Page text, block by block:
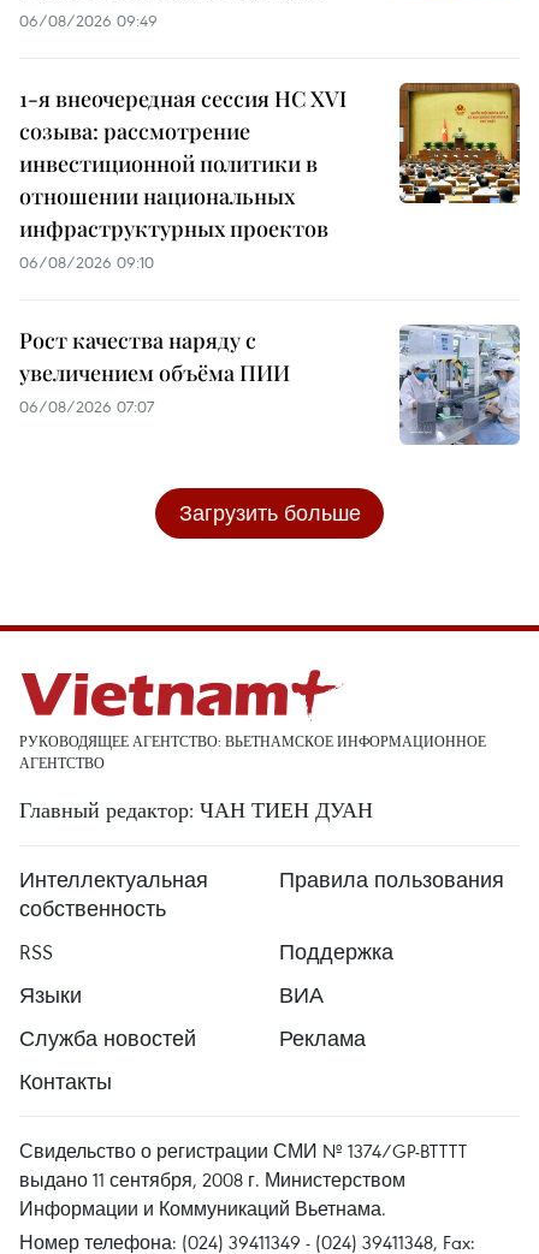
06/08/2026 09:49
1-я внеочередная сессия НС XVI
созыва: рассмотрение
инвестиционной политики в
отношении национальных
инфраструктурных проектов
06/08/2026 09:10
Рост качества наряду с
увеличением объёма ПИИ
06/08/2026 07:07
Загрузить больше
РУКОВОДЯЩЕЕ АГЕНТСТВО: ВЬЕТНАМСКОЕ ИНФОРМАЦИОННОЕ
АГЕНТСТВО
Главный редактор: ЧАН ТИЕН ДУАН
Интеллектуальная
собственность
Правила пользования
RSS
Поддержка
Языки
ВИА
Служба новостей
Реклама
Контакты
Свидельство о регистрации СМИ № 1374/GP-BTTTT
выдано 11 сентября, 2008 г. Министерством
Информации и Коммуникаций Вьетнама.
Номер телефона: (024) 39411349 - (024) 39411348, Fax: